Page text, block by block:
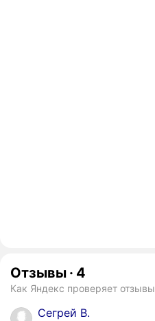
Отзывы · 4
Как Яндекс проверяет отзывы
Сегрей В.